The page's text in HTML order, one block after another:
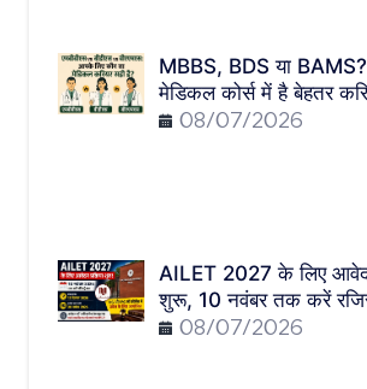
MBBS, BDS या
मेडिकल कोर्स में है बेहतर
08/07/2026
AILET 2027 के लिए
शुरू, 10 नवंबर तक करें
08/07/2026